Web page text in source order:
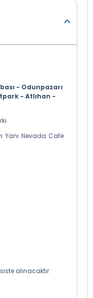
- Odunpazarı
- Atlıhan -
Yanı Nevada Cafe
Önü
(E 5 Ankara
İstasyonu Girişi )
- Pamukova -
gidiyoruz.
alınacaktır